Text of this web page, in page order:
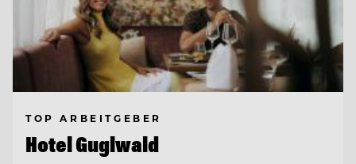
TOP ARBEITGEBER
Hotel Guglwald